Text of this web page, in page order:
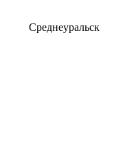
Среднеуральск